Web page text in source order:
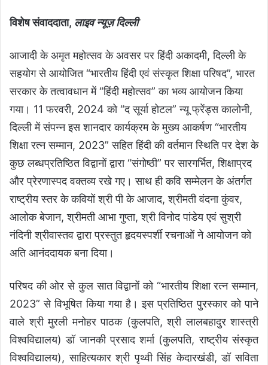
विशेष संवाददाता, लाइव न्यूज़ दिल्ली
आजादी के अमृत महोत्सव के अवसर पर हिंदी अकादमी, दिल्ली के
सहयोग से आयोजित “भारतीय हिंदी एवं संस्कृत शिक्षा परिषद”, भारत
सरकार के तत्वावधान में “हिंदी महोत्सव” का भव्य आयोजन किया
गया। 11 फरवरी, 2024 को “द सूर्या होटल” न्यू फ्रेंड्स कालोनी,
दिल्ली में संपन्न इस शानदार कार्यक्रम के मुख्य आकर्षण “भारतीय
शिक्षा रत्न सम्मान, 2023” सहित हिंदी की वर्तमान स्थिति पर देश के
कुछ लब्धप्रतिष्ठित विद्वानों द्वारा “संगोष्ठी” पर सारगर्भित, शिक्षाप्रद
और प्रेरणास्पद वक्तव्य रखे गए। साथ ही कवि सम्मेलन के अंतर्गत
राष्ट्रीय स्तर के कवियों श्री पी के आजाद, श्रीमती वंदना कुंवर,
आलोक बेजान, श्रीमती आभा गुप्ता, श्री विनोद पांडेय एवं सुश्री
नंदिनी श्रीवास्तव द्वारा प्रस्तुत हृदयस्पर्शी रचनाओं ने आयोजन को
अति आनंददायक बना दिया।
परिषद की ओर से कुल सात विद्वानों को “भारतीय शिक्षा रत्न सम्मान,
2023” से विभूषित किया गया है। इस प्रतिष्ठित पुरस्कार को पाने
वाले श्री मुरली मनोहर पाठक (कुलपति, श्री लालबहादुर शास्त्री
विश्वविद्यालय) डॉ जानकी प्रसाद शर्मा (कुलपति, राष्ट्रीय संस्कृत
विश्वविद्यालय), साहित्यकार श्री पृथ्वी सिंह केदारखंडी, डॉ सविता